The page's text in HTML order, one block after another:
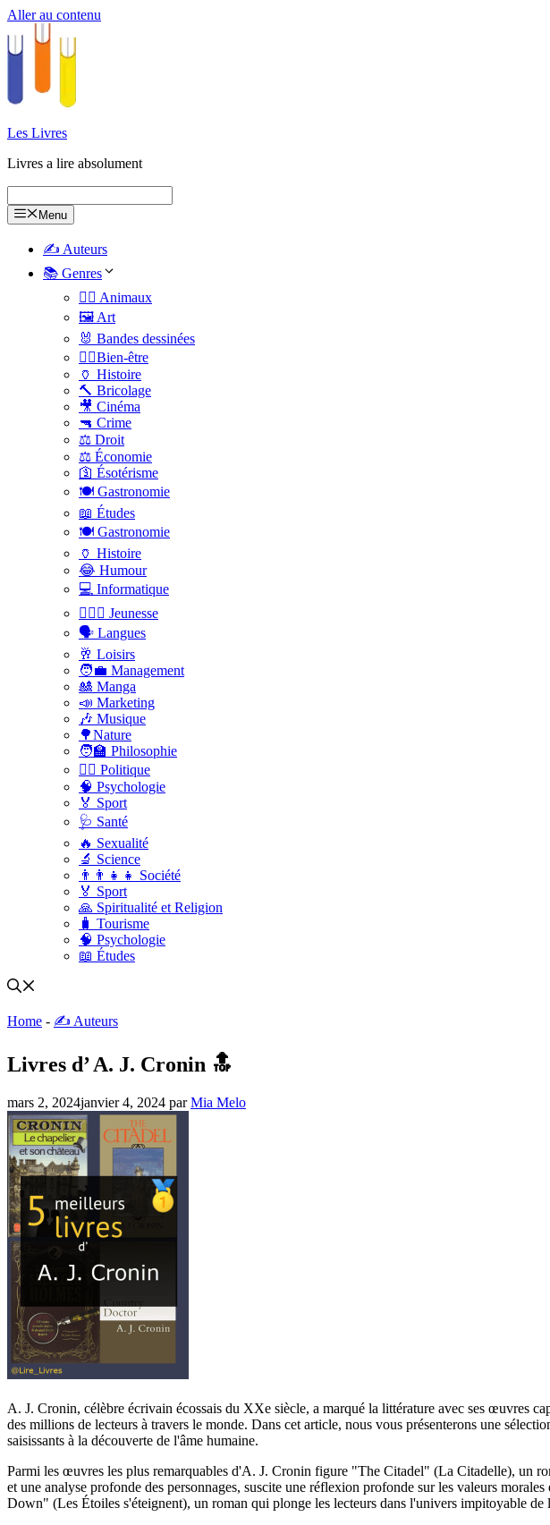
Aller au contenu
Les Livres
Livres a lire absolument
Menu
✍️ Auteurs
📚 Genres
🐕‍🦺 Animaux
🖼️ Art
🐰 Bandes dessinées
🧑‍⚕️Bien-être
🏺 Histoire
🔨 Bricolage
🎥 Cinéma
🔫 Crime
⚖️ Droit
⚖️ Économie
🛐 Ésotérisme
🍽️ Gastronomie
📖 Études
🍽️ Gastronomie
🏺 Histoire
😂 Humour
💻 Informatique
🤸🏽‍♀️ Jeunesse
🗣 Langues
🥂 Loisirs
🧑‍💼 Management
🎎 Manga
📣 Marketing
🎶 Musique
🌳Nature
🧑‍🏫 Philosophie
👨‍⚖️ Politique
🧠 Psychologie
🏅 Sport
🩺 Santé
🔥 Sexualité
🔬 Science
👨‍👨‍👧‍👧 Société
🏅 Sport
🙏 Spiritualité et Religion
🧳 Tourisme
🧠 Psychologie
📖 Études
Home - ✍️ Auteurs
Livres d’ A. J. Cronin 🔝
mars 2, 2024janvier 4, 2024 parMia Melo
A. J. Cronin, célèbre écrivain écossais du XXe siècle, a marqué la littérature avec ses œuvres
des millions de lecteurs à travers le monde. Dans cet article, nous vous présenterons une
saisissants à la découverte de l'âme humaine.
Parmi les œuvres les plus remarquables d'A. J. Cronin figure "The Citadel" (La Citadelle), un
et une analyse profonde des personnages, suscite une réflexion profonde sur les valeurs
Down" (Les Étoiles s'éteignent), un roman qui plonge les lecteurs dans l'univers impitoyable